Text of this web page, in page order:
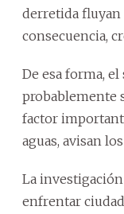
derretida fluyan
consecuencia,
De esa forma,
probablemente
factor
aguas, avisan
La
enfrentar